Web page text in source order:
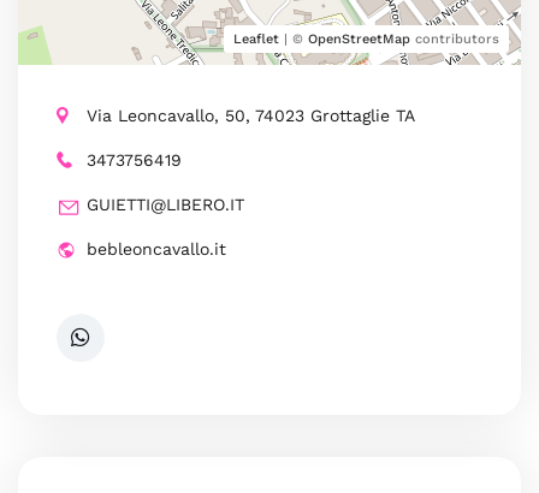
Leaflet | © OpenStreetMap contributors
Via Leoncavallo, 50, 74023 Grottaglie TA
3473756419
GUIETTI@LIBERO.IT
bebleoncavallo.it